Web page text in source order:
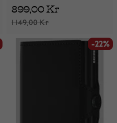
1 149,00 Kr
899,00 Kr
-22%
-22%